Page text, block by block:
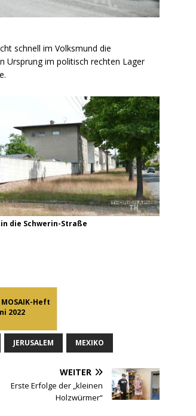
schnell im Volksmund die
Ursprung im politisch rechten Lager
die Schwerin-Straße
Heft
2022
JERUSALEM MEXIKO
WEITER
Erste Erfolge der „kleinen
Holzwürmer“